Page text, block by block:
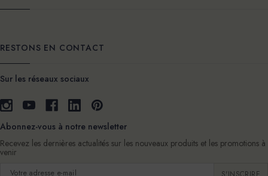
RESTONS EN CONTACT
Sur les réseaux sociaux
Abonnez-vous à notre newsletter
Recevez les dernières actualités sur les nouveaux produits et les promotions à
venir
Adresse